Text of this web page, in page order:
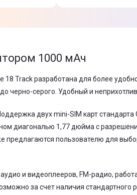
1000 мАч
18 Track разработана для более
черно-серого. Удобный и
двух mini-SIM карт
диагональю 1,77 дюйма с
предлагаются пользователю для
и видеоплееров, FM-радио,
за счет наличия